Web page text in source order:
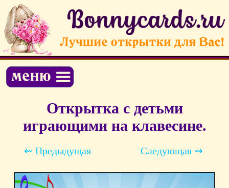
Открытка с детьми
играющими на клавесине.
⇜ Предыдущая Следующая ⇝